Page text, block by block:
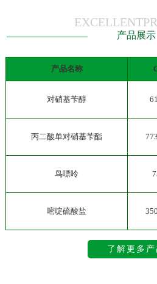
产品展示
产品名称
对硝基苄醇
丙二酸单对硝基苄酯
鸟嘌呤
嘧啶硫酸盐
了解更多产